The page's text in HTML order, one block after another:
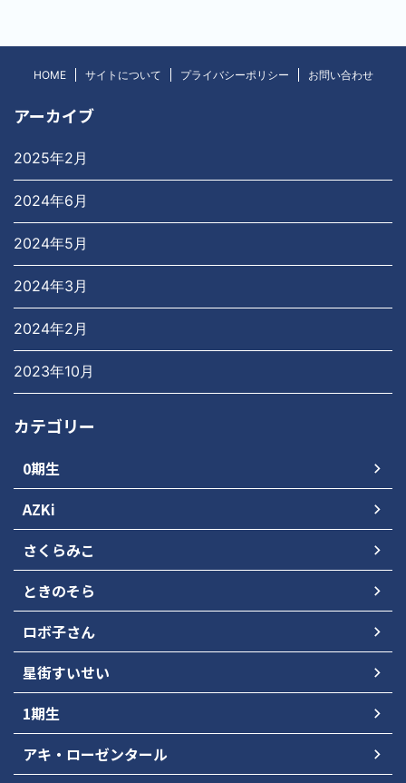
HOME サイトについて プライバシーポリシー お問い合わせ
アーカイブ
2025年2月
2024年6月
2024年5月
2024年3月
2024年2月
2023年10月
カテゴリー
0期生
AZKi
さくらみこ
ときのそら
ロボ子さん
星街すいせい
1期生
アキ・ローゼンタール